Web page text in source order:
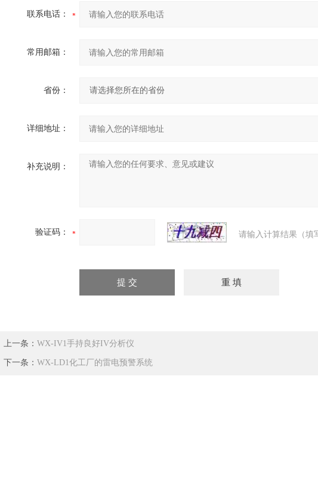
联系电话：
常用邮箱：
省份：
详细地址：
补充说明：
验证码： 请输入计算结果（填
上一条： WX-IV1手持良好IV分析仪
下一条： WX-LD1化工厂的雷电预警系统